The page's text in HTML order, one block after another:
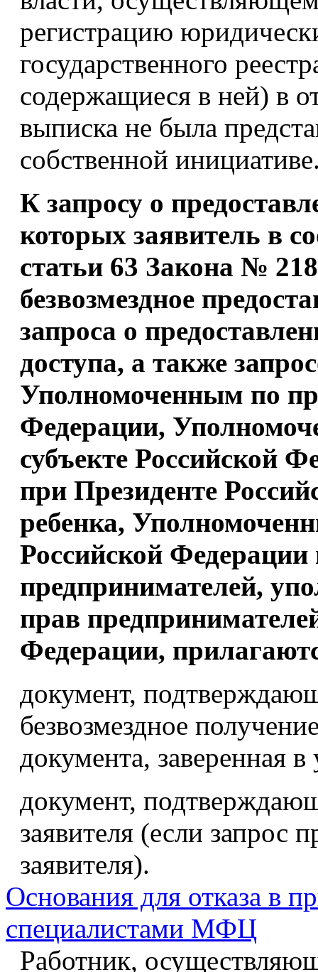
регистрацию
государственного
содержащиеся в ней) в
выписка не была
собственной
К запросу о
которых заявитель в
статьи 63 Закона №
безвозмездное
запроса о
доступа, а также
Уполномоченным по
Федерации,
субъекте Российской
при Президенте
ребенка,
Российской
предпринимателей,
прав
Федерации,
документ,
безвозмездное
документа, заверенная
документ,
заявителя (если запрос
заявителя).
Основания для отказа в
специалистами МФЦ
Работник,